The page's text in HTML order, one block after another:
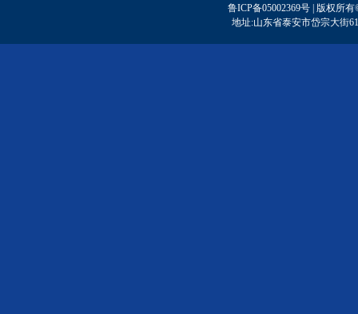
鲁ICP备05002369号 | 版权所
地址:山东省泰安市岱宗大街61